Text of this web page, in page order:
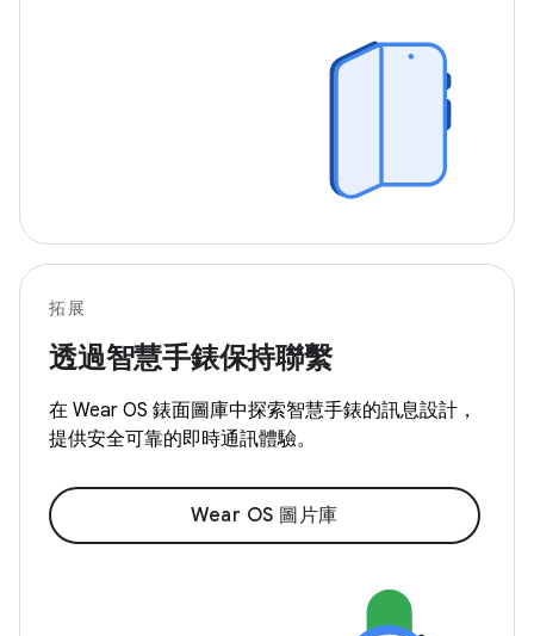
拓展
透過智慧手錶保持聯繫
在 Wear OS 錶面圖庫中探索智慧手錶的訊息設計，
提供安全可靠的即時通訊體驗。
Wear OS 圖片庫